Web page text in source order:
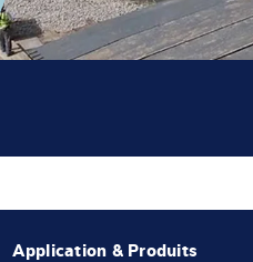
Application & Produits